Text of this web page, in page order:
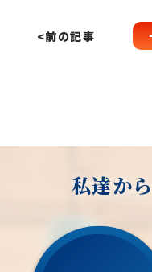
<前の記事
私達か